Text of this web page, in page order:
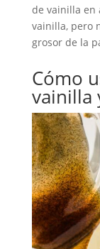
de vainilla en
vainilla, pero
grosor de la
Cómo
vainilla